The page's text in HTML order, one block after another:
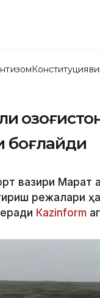
боғлайди
вазири Марат
режалари
Кazinform